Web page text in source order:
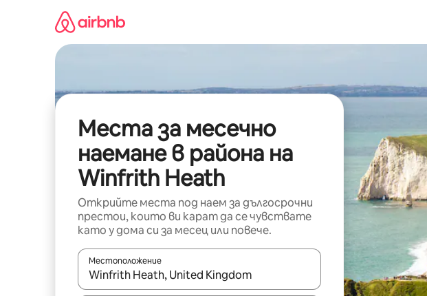
съдържанието
Места за месечно
наемане в района на
Winfrith Heath
Открийте места под наем за дългосрочни
престои, които ви карат да се чувствате
като у дома си за месец или повече.
Местоположение
Когато резултатите се покажат, използвайте клавишите със